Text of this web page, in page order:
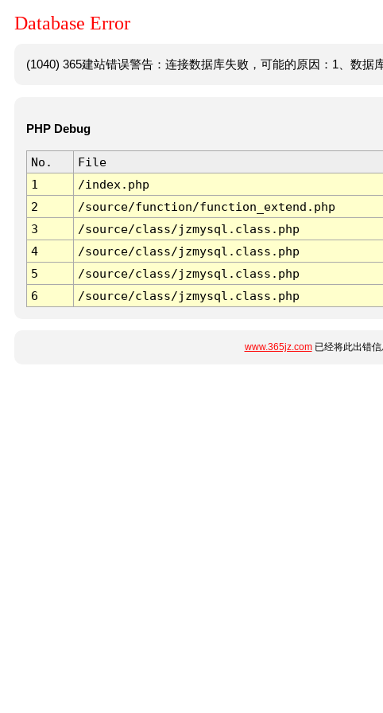
Database Error
(1040) 365建站错误警告：连接数据库失败，可能的原因：1、数据
PHP Debug
No. File
1
/index.php
2
/source/function/function_extend.php
3
/source/class/jzmysql.class.php
4
/source/class/jzmysql.class.php
5
/source/class/jzmysql.class.php
6
/source/class/jzmysql.class.php
www.365jz.com已经将此出错信